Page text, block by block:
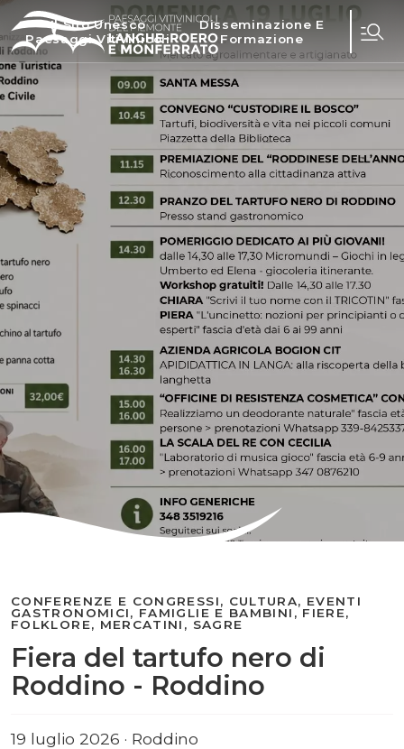
Il Sito Unesco
Paesaggi Vitivinicoli
Disseminazione E
Formazione
Fiera del tartufo nero di
Roddino - Roddino
CONFERENZE E CONGRESSI, CULTURA, EVENTI
GASTRONOMICI, FAMIGLIE E BAMBINI, FIERE,
FOLKLORE, MERCATINI, SAGRE
19 luglio 2026 · Roddino